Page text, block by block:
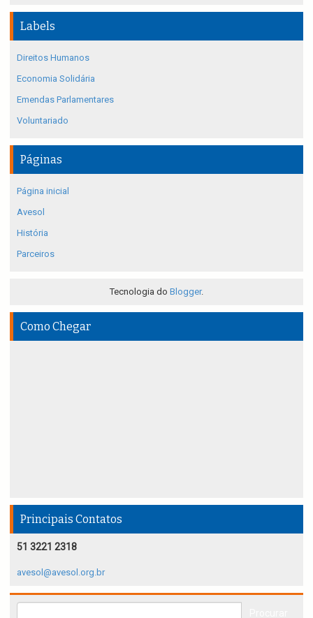
Labels
Direitos Humanos
Economia Solidária
Emendas Parlamentares
Voluntariado
Páginas
Página inicial
Avesol
História
Parceiros
Tecnologia do Blogger.
Como Chegar
Principais Contatos
51 3221 2318
avesol@avesol.org.br